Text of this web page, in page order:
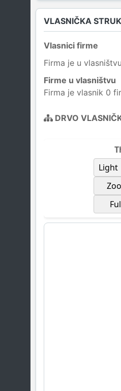
VLASNIČKA
Vlasnici firme
Firma je u
Firme u vlasništvu
Firma je vlasnik 0
DRVO